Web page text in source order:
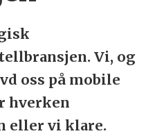
Vi, og
oss på mobile
hverken
eller vi klare.